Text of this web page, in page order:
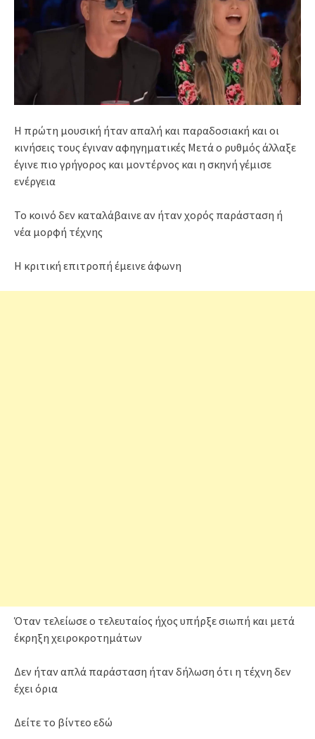
Η πρώτη μουσική ήταν απαλή και παραδοσιακή και οι
κινήσεις τους έγιναν αφηγηματικές Μετά ο ρυθμός άλλαξε
έγινε πιο γρήγορος και μοντέρνος και η σκηνή γέμισε
ενέργεια
Το κοινό δεν καταλάβαινε αν ήταν χορός παράσταση ή
νέα μορφή τέχνης
Η κριτική επιτροπή έμεινε άφωνη
Όταν τελείωσε ο τελευταίος ήχος υπήρξε σιωπή και μετά
έκρηξη χειροκροτημάτων
Δεν ήταν απλά παράσταση ήταν δήλωση ότι η τέχνη δεν
έχει όρια
Δείτε το βίντεο εδώ